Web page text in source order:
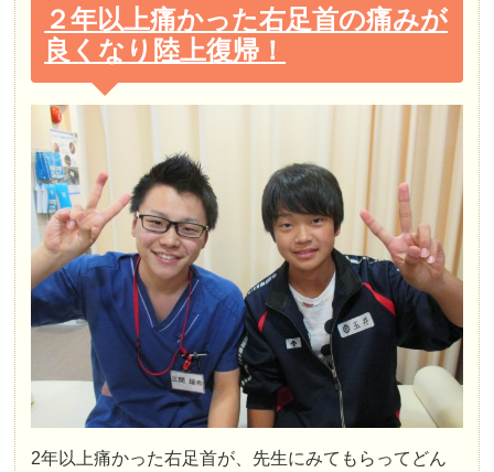
２年以上痛かった右足首の痛みが
良くなり陸上復帰！
2年以上痛かった右足首が、先生にみてもらってどん